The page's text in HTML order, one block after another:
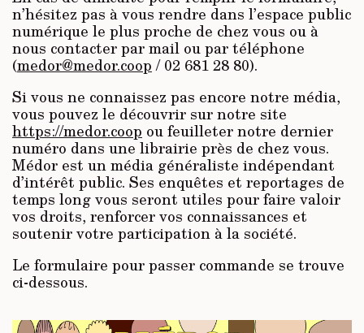
n’hésitez pas à vous rendre dans l’espace public
numérique le plus proche de chez vous ou à
nous contacter par mail ou par téléphone
(medor@medor.coop/ 02 681 28 80).
Si vous ne connaissez pas encore notre média,
vous pouvez le découvrir sur notre site
https://medor.coop ou feuilleter notre dernier
numéro dans une librairie près de chez vous.
Médor est un média généraliste indépendant
d’intérêt public. Ses enquêtes et reportages de
temps long vous seront utiles pour faire valoir
vos droits, renforcer vos connaissances et
soutenir votre participation à la société.
Le formulaire pour passer commande se trouve
ci-dessous.